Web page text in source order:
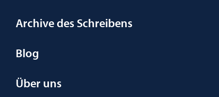
Archive des Schreibens
Blog
Über uns